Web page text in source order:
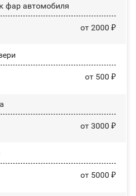
фар автомобиля
от 2000 ₽
от 500 ₽
от 3000 ₽
от 5000 ₽